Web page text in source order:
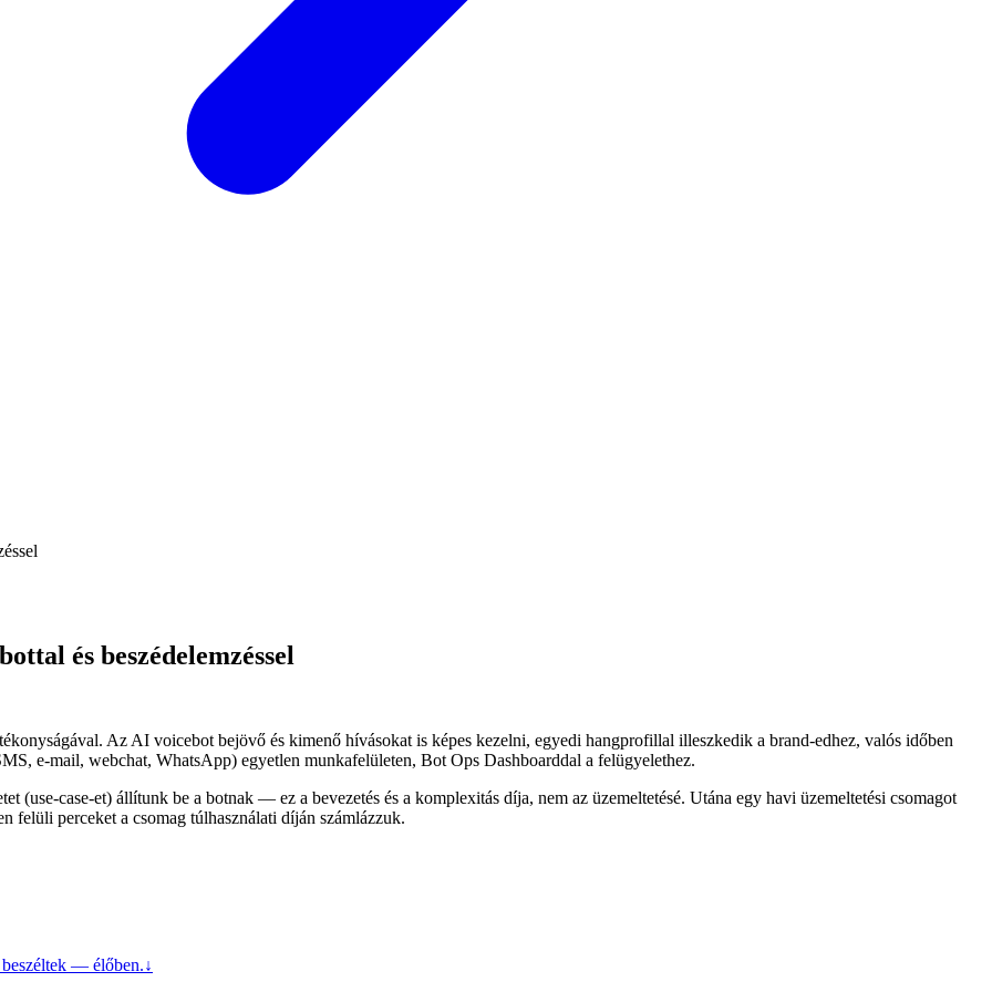
és beszédelemzéssel
Az AI voicebot bejövő és kimenő hívásokat is képes kezelni, egyedi hangprofillal illeszkedik a brand-edhez, valós időben
e-mail, webchat, WhatsApp) egyetlen munkafelületen, Bot Ops Dashboarddal a felügyelethez.
(use-case-et) állítunk be a botnak — ez a bevezetés és a komplexitás díja, nem az üzemeltetésé. Utána egy havi üzemeltetési csomagot
felüli perceket a csomag túlhasználati díján számlázzuk.
— élőben.↓